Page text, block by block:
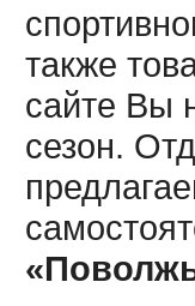
также
сайте Вы
сезон.